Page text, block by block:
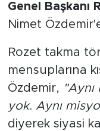
Genel Başkanı
Nimet
Rozet takma
mensuplarına
Özdemir,
yok. Aynı
diyerek siyasi